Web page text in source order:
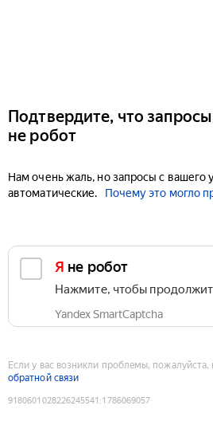
Подтвердите, что
не робот
Нам очень жаль, но запросы с вашего
автоматические.
Почему это могло
Я не робот
Нажмите, чтобы
Yandex SmartCaptcha
Если у вас возникли проблемы, пожалуйста,
обратной связи
9180601028226245541 :1786069057